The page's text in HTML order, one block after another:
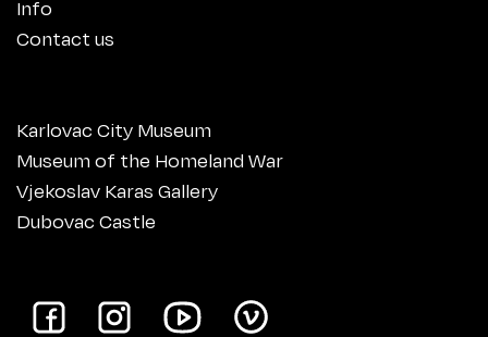
Info
Contact us
Karlovac City Museum
Museum of the Homeland War
Vjekoslav Karas Gallery
Dubovac Castle